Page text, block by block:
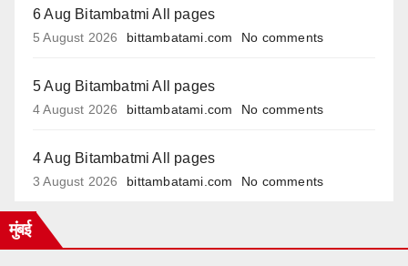
6 Aug Bitambatmi All pages
5 August 2026 bittambatami.com No comments
5 Aug Bitambatmi All pages
4 August 2026 bittambatami.com No comments
4 Aug Bitambatmi All pages
3 August 2026 bittambatami.com No comments
मुंबई